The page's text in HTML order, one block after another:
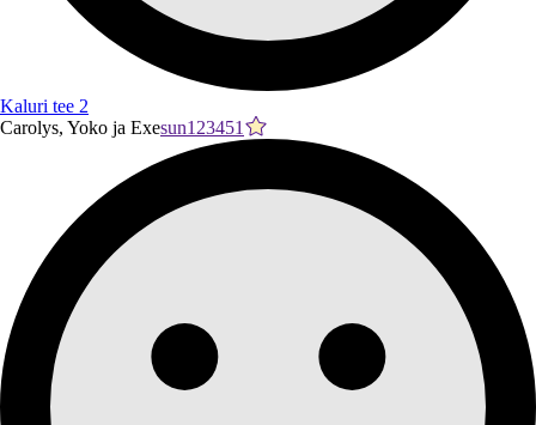
Kaluri tee 2
Carolys, Yoko ja Exesun123451